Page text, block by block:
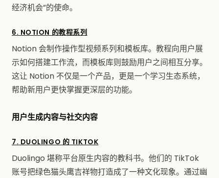
经济机会”的使命。
6. NOTION 的教程系列
Notion 会制作操作型视频系列和模板库。教程向用户展
示如何搭建工作流，而模板库则鼓励用户之间相互分享。
这让 Notion 不仅是一个产品，更是一个学习生态系统，
帮助新用户更快掌握更深层的功能。
用户生成内容与社交内容
7. DUOLINGO 的 TIKTOK
Duolingo 堪称平台原生内容的教科书。他们的 TikTok
账号把绿色猫头鹰吉祥物打造成了一种文化现象。通过幽